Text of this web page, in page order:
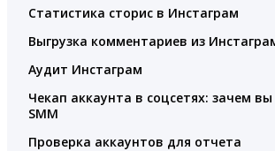
Статистика сторис в Инстаграм
Выгрузка комментариев из
Аудит Инстаграм
Чекап аккаунта в соцсетях: зачем
SMM
Проверка аккаунтов для отчета